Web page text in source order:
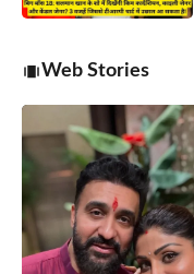
Web Stories